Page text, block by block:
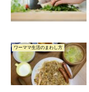
ワーママ生活のまわし方